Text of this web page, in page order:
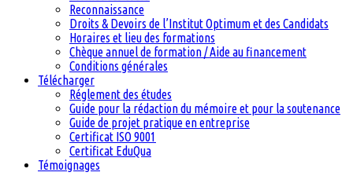
Reconnaissance
Droits & Devoirs de l’Institut Optimum et des Candidats
Horaires et lieu des formations
Chèque annuel de formation / Aide au financement
Conditions générales
Télécharger
Réglement des études
Guide pour la rédaction du mémoire et pour la soutenance
Guide de projet pratique en entreprise
Certificat ISO 9001
Certificat EduQua
Témoignages